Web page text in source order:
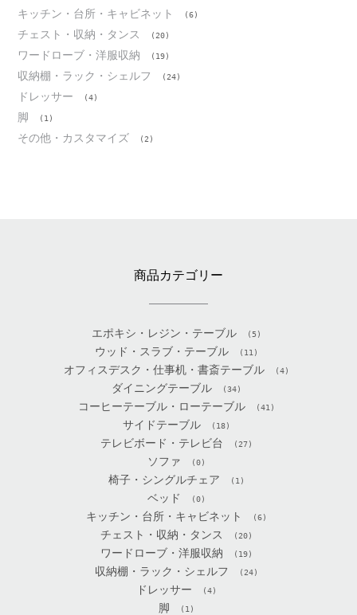
キッチン・台所・キャビネット (6)
チェスト・収納・タンス (20)
ワードローブ・洋服収納 (19)
収納棚・ラック・シェルフ (24)
ドレッサー (4)
脚 (1)
その他・カスタマイズ (2)
商品カテゴリー
エポキシ・レジン・テーブル (5)
ウッド・スラブ・テーブル (11)
オフィスデスク・仕事机・書斎テーブル (4)
ダイニングテーブル (34)
コーヒーテーブル・ローテーブル (41)
サイドテーブル (18)
テレビボード・テレビ台 (27)
ソファ (0)
椅子・シングルチェア (1)
ベッド (0)
キッチン・台所・キャビネット (6)
チェスト・収納・タンス (20)
ワードローブ・洋服収納 (19)
収納棚・ラック・シェルフ (24)
ドレッサー (4)
脚 (1)